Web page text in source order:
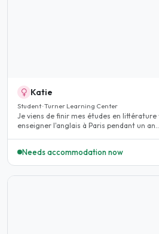
Katie
Student · Turner Learning Center
Je viens de finir mes études en littérature
enseigner l'anglais à Paris pendant un an..
Needs accommodation now